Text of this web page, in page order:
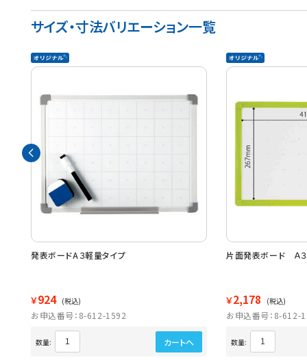
サイズ・寸法バリエーション一覧
発表ボードA３軽量タイプ
￥924 (税込)
お申込番号：8-612-1592
数量: カートへ
片面発表ボード Ａ３
￥2,178 (税込)
お申込番号：8-612-
数量: